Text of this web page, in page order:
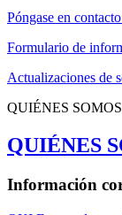
Póngase en
Formulario de
Actualizaciones de
QUIÉNES SOMOS
QUIÉNES
Información